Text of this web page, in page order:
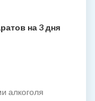
на 3 дня
алкоголя